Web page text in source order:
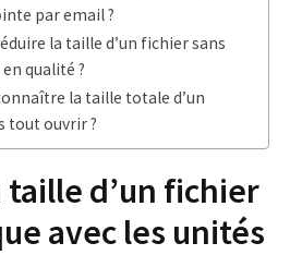
par email ?
la taille d’un fichier sans
qualité ?
la taille totale d’un
tout ouvrir ?
taille d’un fichier
avec les unités